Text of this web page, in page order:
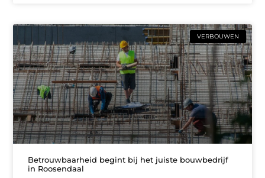
VERBOUWEN
Betrouwbaarheid begint bij het juiste bouwbedrijf
in Roosendaal